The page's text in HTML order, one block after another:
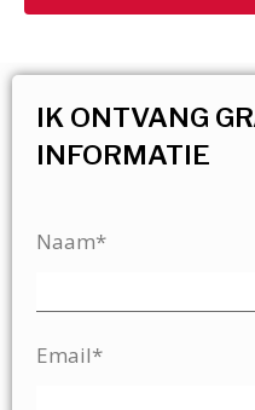
IK ONTVANG
INFORMATIE
Naam*
Email*